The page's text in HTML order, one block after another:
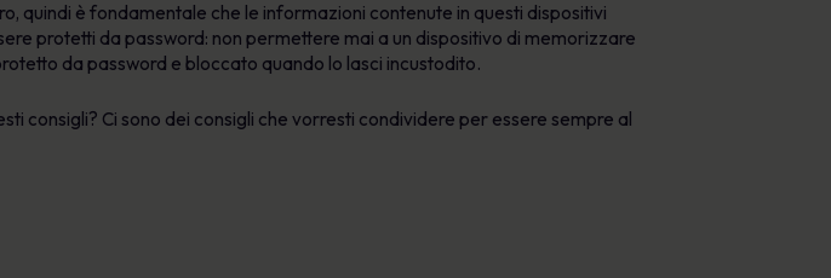
quindi è fondamentale che le informazioni contenute in questi dispositivi
protetti da password: non permettere mai a un dispositivo di memorizzare
da password e bloccato quando lo lasci incustodito.
consigli? Ci sono dei consigli che vorresti condividere per essere sempre al